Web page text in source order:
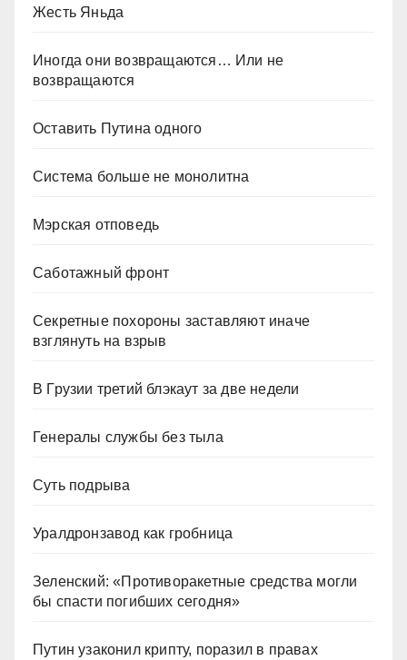
Жесть Яньда
Иногда они возвращаются… Или не
возвращаются
Оставить Путина одного
Система больше не монолитна
Мэрская отповедь
Саботажный фронт
Секретные похороны заставляют иначе
взглянуть на взрыв
В Грузии третий блэкаут за две недели
Генералы службы без тыла
Суть подрыва
Уралдронзавод как гробница
Зеленский: «Противоракетные средства могли
бы спасти погибших сегодня»
Путин узаконил крипту, поразил в правах